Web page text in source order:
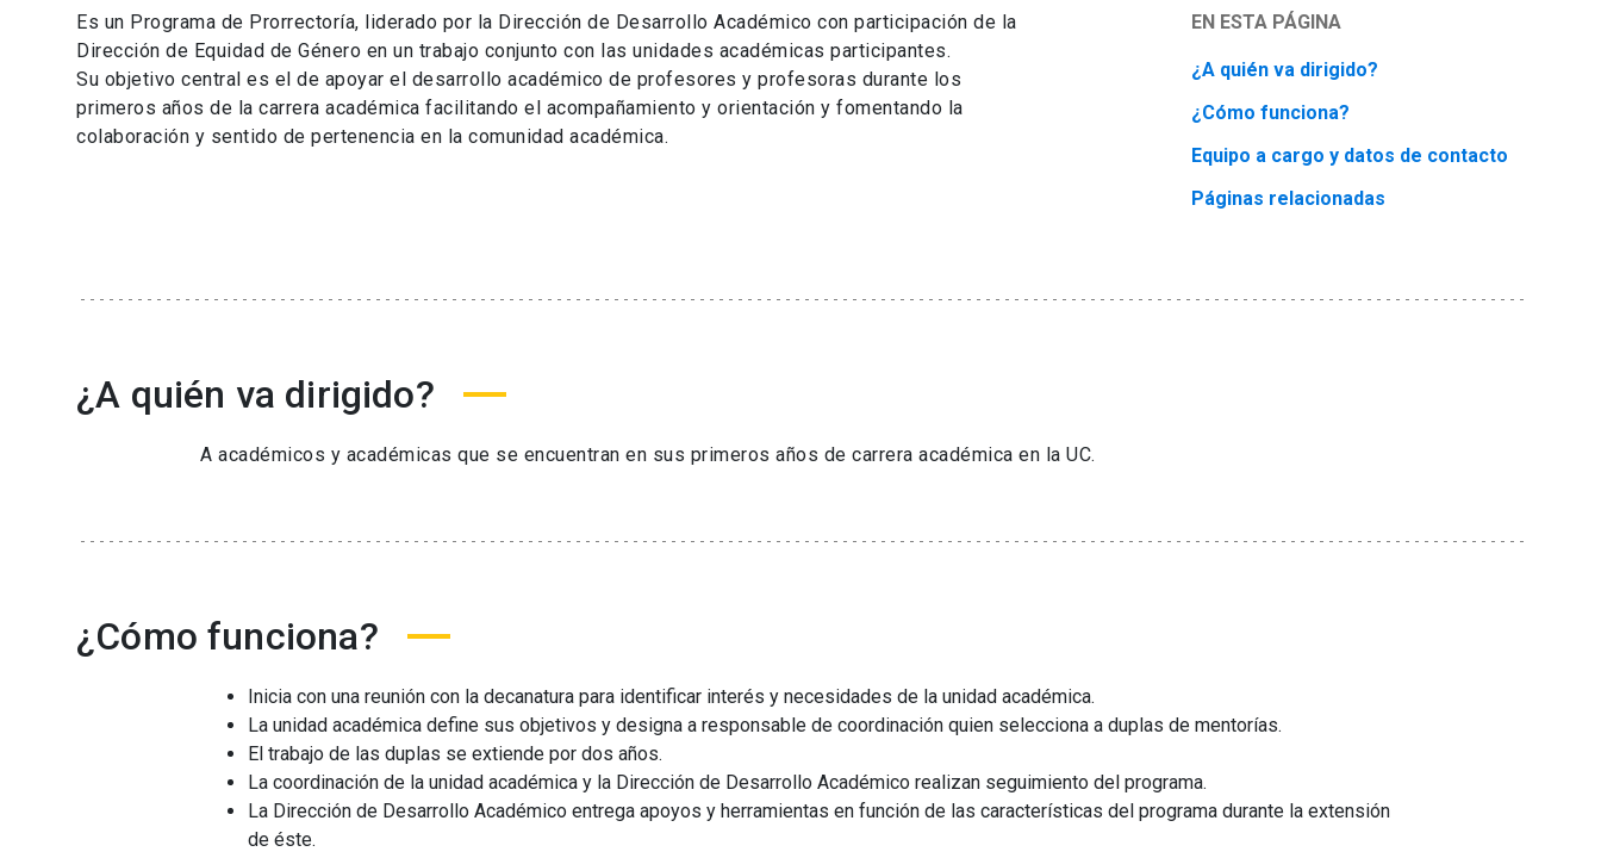
Es un Programa de Prorrectoría, liderado por la Dirección de Desarrollo Académico con participación de la
Dirección de Equidad de Género en un trabajo conjunto con las unidades académicas participantes.
Su objetivo central es el de apoyar el desarrollo académico de profesores y profesoras durante los
primeros años de la carrera académica facilitando el acompañamiento y orientación y fomentando la
colaboración y sentido de pertenencia en la comunidad académica.
EN ESTA PÁGINA
¿A quién va dirigido?
¿Cómo funciona?
Equipo a cargo y datos de contacto
Páginas relacionadas
¿A quién va dirigido?
A académicos y académicas que se encuentran en sus primeros años de carrera académica en la UC.
¿Cómo funciona?
Inicia con una reunión con la decanatura para identificar interés y necesidades de la unidad académica.
La unidad académica define sus objetivos y designa a responsable de coordinación quien selecciona a duplas de mentorías.
El trabajo de las duplas se extiende por dos años.
La coordinación de la unidad académica y la Dirección de Desarrollo Académico realizan seguimiento del programa.
La Dirección de Desarrollo Académico entrega apoyos y herramientas en función de las características del programa durante la extensión
de éste.